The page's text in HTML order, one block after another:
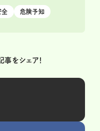
全 危険予知
をシェア！